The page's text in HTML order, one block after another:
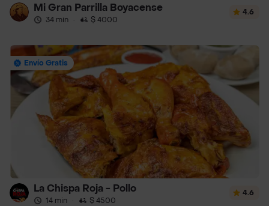
Mi Gran Parrilla Boyacense
34 min · $ 4000
4.6
Envío Gratis
La Chispa Roja - Pollo
14 min · $ 4500
4.6